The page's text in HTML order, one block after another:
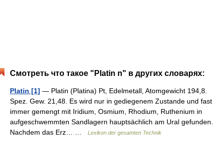
Смотреть что такое "Platin n" в других словарях:
Platin [1] — Platin (Platina) Pt, Edelmetall, Atomgewicht 194,8.
Spez. Gew. 21,48. Es wird nur in gediegenem Zustande und fast
immer gemengt mit Iridium, Osmium, Rhodium, Ruthenium in
aufgeschwemmten Sandlagern hauptsächlich am Ural gefunden.
Nachdem das Erz… …
Lexikon der gesamten Technik